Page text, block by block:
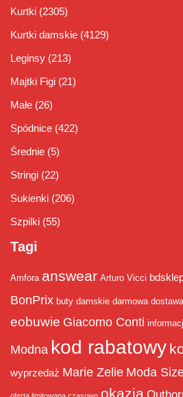
Kurtki (2305)
Kurtki damskie (4129)
Leginsy (213)
Majtki Figi (21)
Małe (26)
Spódnice (422)
Średnie (5)
Stringi (22)
Sukienki (206)
Szpilki (55)
Tagi
Amfora answear Arturo Vicci
BonPrix buty damskie darmowa dostawa
eobuwie Giacomo Conti
Modna kod rabatowy
wyprzedaż Marie Zelie Moda
okazja